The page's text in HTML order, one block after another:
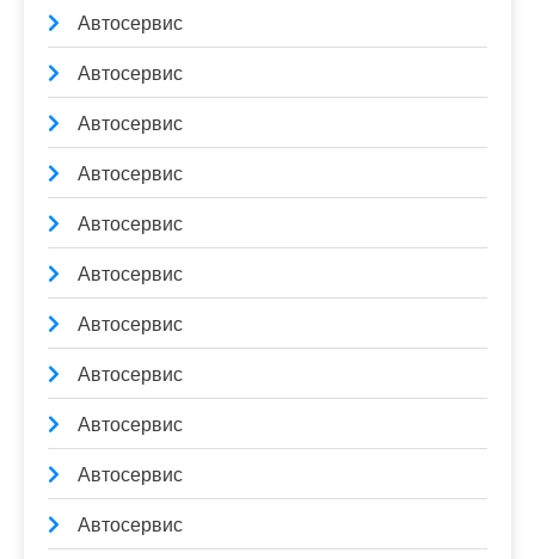
Автосервис
Автосервис
Автосервис
Автосервис
Автосервис
Автосервис
Автосервис
Автосервис
Автосервис
Автосервис
Автосервис